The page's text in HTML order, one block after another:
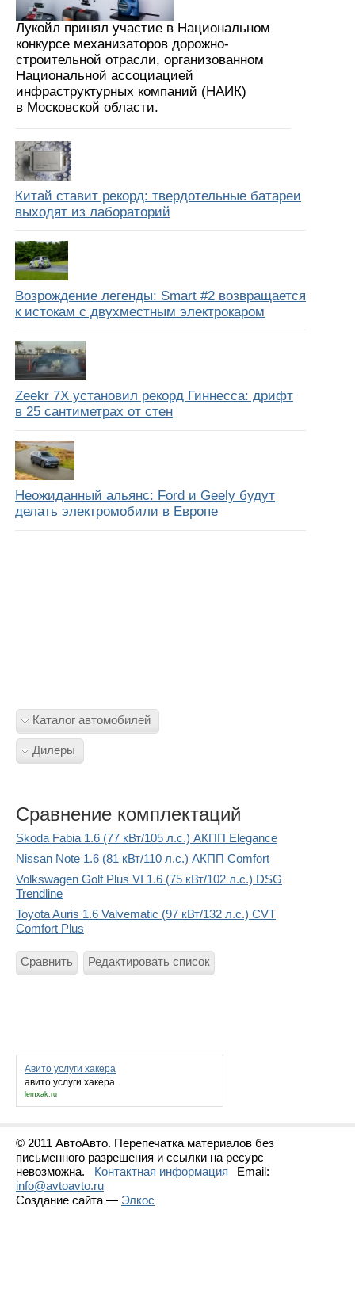
Лукойл принял участие в Национальном
конкурсе механизаторов дорожно-
строительной отрасли, организованном
Национальной ассоциацией
инфраструктурных компаний (НАИК)
в Московской области.
Китай ставит рекорд: твердотельные батареи
выходят из лабораторий
Возрождение легенды: Smart #2 возвращается
к истокам с двухместным электрокаром
Zeekr 7X установил рекорд Гиннесса: дрифт
в 25 сантиметрах от стен
Неожиданный альянс: Ford и Geely будут
делать электромобили в Европе
Каталог автомобилей
Дилеры
Сравнение комплектаций
Skoda Fabia 1.6 (77 кВт/105 л.с.) АКПП Elegance
Nissan Note 1.6 (81 кВт/110 л.с.) АКПП Comfort
Volkswagen Golf Plus VI 1.6 (75 кВт/102 л.с.) DSG
Trendline
Toyota Auris 1.6 Valvematic (97 кВт/132 л.с.) CVT
Comfort Plus
Сравнить Редактировать список
Авито услуги хакера
авито услуги хакера
lemxak.ru
© 2011 АвтоАвто. Перепечатка материалов без
письменного разрешения и ссылки на ресурс
невозможна.
Контактная информация
Email:
info@avtoavto.ru
Создание сайта — Элкос